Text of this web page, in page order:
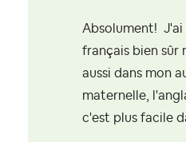
Absolument! J'ai
français bien sûr
aussi dans mon
maternelle,
c'est plus facile